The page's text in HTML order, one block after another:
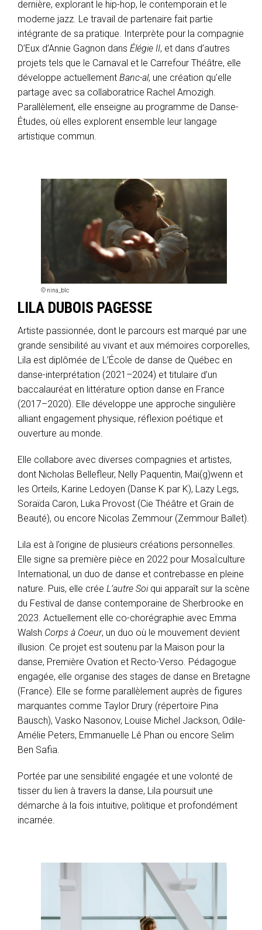
dernière, explorant le hip-hop, le contemporain et le
moderne jazz. Le travail de partenaire fait partie
intégrante de sa pratique. Interprète pour la compagnie
D’Eux d’Annie Gagnon dans Élégie II, et dans d’autres
projets tels que le Carnaval et le Carrefour Théâtre, elle
développe actuellement Banc-al, une création qu’elle
partage avec sa collaboratrice Rachel Amozigh.
Parallèlement, elle enseigne au programme de Danse-
Études, où elles explorent ensemble leur langage
artistique commun.
© nina_blc
LILA DUBOIS PAGESSE
Artiste passionnée, dont le parcours est marqué par une
grande sensibilité au vivant et aux mémoires corporelles,
Lila est diplômée de L’École de danse de Québec en
danse-interprétation (2021–2024) et titulaire d’un
baccalauréat en littérature option danse en France
(2017–2020). Elle développe une approche singulière
alliant engagement physique, réflexion poétique et
ouverture au monde.
Elle collabore avec diverses compagnies et artistes,
dont Nicholas Bellefleur, Nelly Paquentin, Mai(g)wenn et
les Orteils, Karine Ledoyen (Danse K par K), Lazy Legs,
Soraïda Caron, Luka Provost (Cie Théâtre et Grain de
Beauté), ou encore Nicolas Zemmour (Zemmour Ballet).
Lila est à l’origine de plusieurs créations personnelles.
Elle signe sa première pièce en 2022 pour MosaÏculture
International, un duo de danse et contrebasse en pleine
nature. Puis, elle crée L’autre Soiqui apparaît sur la scène
du Festival de danse contemporaine de Sherbrooke en
2023. Actuellement elle co-chorégraphie avec Emma
Walsh Corps à Coeur, un duo où le mouvement devient
illusion. Ce projet est soutenu par la Maison pour la
danse, Première Ovation et Recto-Verso. Pédagogue
engagée, elle organise des stages de danse en Bretagne
(France). Elle se forme parallèlement auprès de figures
marquantes comme Taylor Drury (répertoire Pina
Bausch), Vasko Nasonov, Louise Michel Jackson, Odile-
Amélie Peters, Emmanuelle Lê Phan ou encore Selim
Ben Safia.
Portée par une sensibilité engagée et une volonté de
tisser du lien à travers la danse, Lila poursuit une
démarche à la fois intuitive, politique et profondément
incarnée.